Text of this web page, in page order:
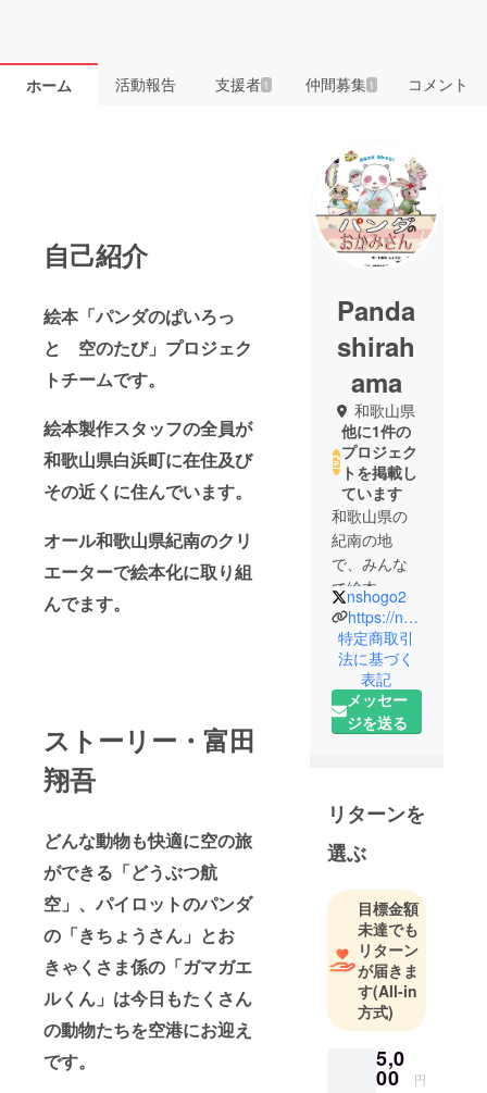
ホーム 活動報告 支援者 1 仲間募集 1 コメント
自己紹介
絵本「パンダのぱいろっ
と 空のたび」プロジェク
トチームです。
絵本製作スタッフの全員が
和歌山県白浜町に在住及び
その近くに住んでいます。
オール和歌山県紀南のクリ
エーターで絵本化に取り組
んでます。
ストーリー・富田
翔吾
どんな動物も快適に空の旅
ができる「どうぶつ航
空」、パイロットのパンダ
の「きちょうさん」とお
きゃくさま係の「ガマガエ
ルくん」は今日もたくさん
の動物たちを空港にお迎え
です。
Panda
shirah
ama
和歌山県
他に1件の
プロジェク
トを掲載し
ています
和歌山県の
紀南の地
で、みんな
で絵本、小
説、Webラ
イターなど
のクリエー
ター活動を
していま
す。
nshogo2
https://note.com/masayukishogo/
特定商取引
法に基づく
表記
メッセー
ジを送る
リターンを
選ぶ
目標金額
未達でも
リターン
が届きま
す(All-in
方式)
5,0
00 円